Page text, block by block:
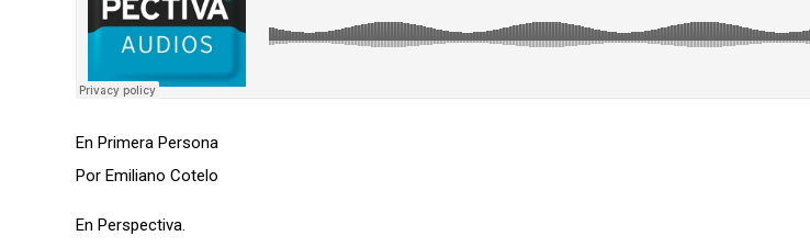
En Primera Persona
Por Emiliano Cotelo
En Perspectiva.